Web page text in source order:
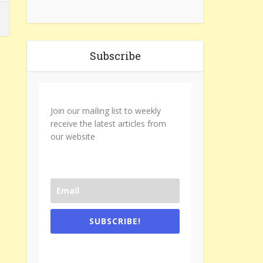
Subscribe
Join our mailing list to weekly
receive the latest articles from
our website
SUBSCRIBE!